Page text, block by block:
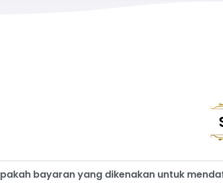
bayaran yang dikenakan untuk